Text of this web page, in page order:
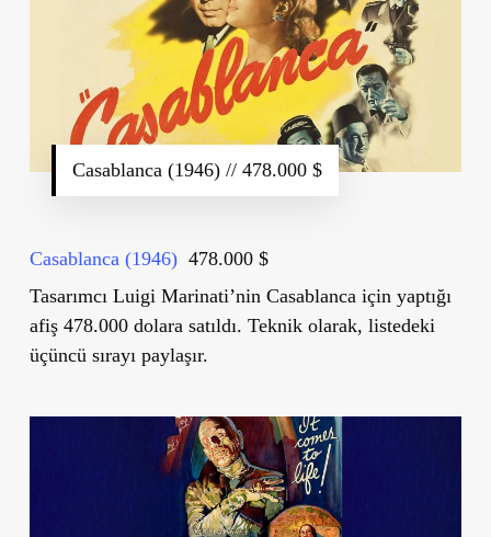
Casablanca (1946) // 478.000 $
Casablanca (1946) 478.000 $
Tasarımcı Luigi Marinati’nin Casablanca için yaptığı
afiş 478.000 dolara satıldı. Teknik olarak, listedeki
üçüncü sırayı paylaşır.